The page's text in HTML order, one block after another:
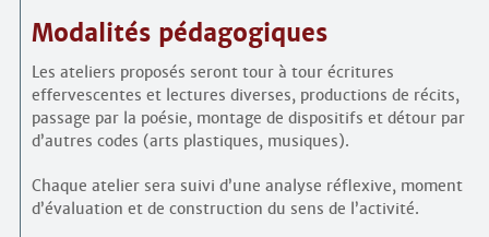
Modalités pédagogiques
Les ateliers proposés seront tour à tour écritures
effervescentes et lectures diverses, productions de récits,
passage par la poésie, montage de dispositifs et détour par
d’autres codes (arts plastiques, musiques).
Chaque atelier sera suivi d’une analyse réflexive, moment
d’évaluation et de construction du sens de l’activité.